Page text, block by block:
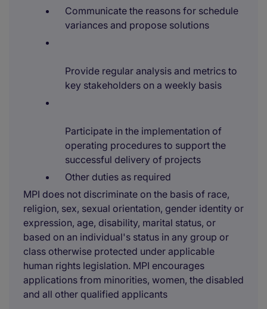
Communicate the reasons for schedule
variances and propose solutions
Provide regular analysis and metrics to
key stakeholders on a weekly basis
Participate in the implementation of
operating procedures to support the
successful delivery of projects
Other duties as required
MPI does not discriminate on the basis of race,
religion, sex, sexual orientation, gender identity or
expression, age, disability, marital status, or
based on an individual's status in any group or
class otherwise protected under applicable
human rights legislation. MPI encourages
applications from minorities, women, the disabled
and all other qualified applicants